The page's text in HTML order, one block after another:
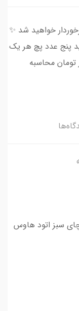
برخوردار خواهید شد ✨
خرید پنج عدد پچ هر یک
و ده عدد پچ هر یک ۲۵ هزار تومان محاسبه
سبز اتود هاوس